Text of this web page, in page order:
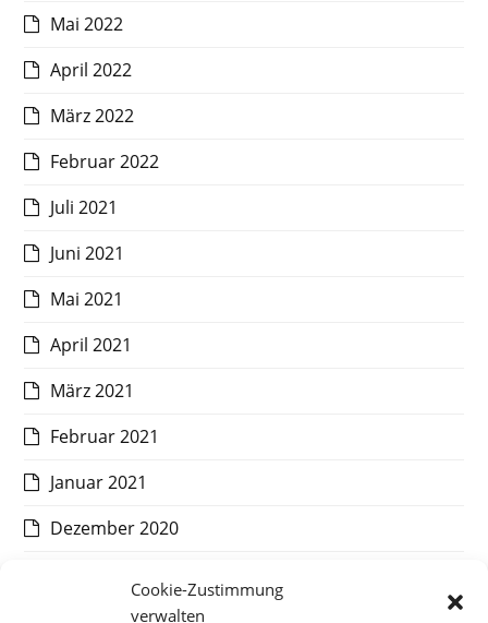
Cookie-Zustimmung
verwalten
Mai 2022
April 2022
März 2022
Februar 2022
Juli 2021
Juni 2021
Mai 2021
April 2021
März 2021
Februar 2021
Januar 2021
Dezember 2020